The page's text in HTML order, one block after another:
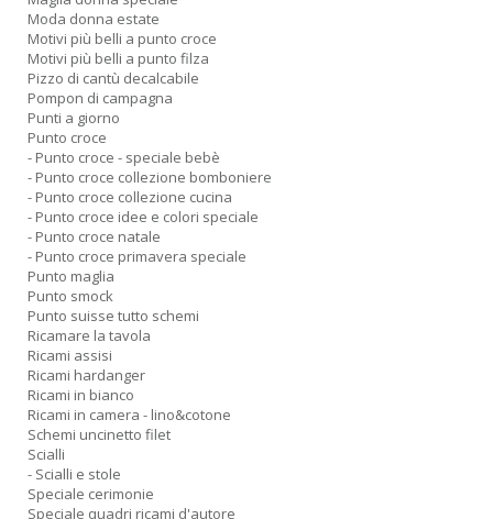
Moda donna estate
Motivi più belli a punto croce
Motivi più belli a punto filza
Pizzo di cantù decalcabile
Pompon di campagna
Punti a giorno
Punto croce
- Punto croce - speciale bebè
- Punto croce collezione bomboniere
- Punto croce collezione cucina
- Punto croce idee e colori speciale
- Punto croce natale
- Punto croce primavera speciale
Punto maglia
Punto smock
Punto suisse tutto schemi
Ricamare la tavola
Ricami assisi
Ricami hardanger
Ricami in bianco
Ricami in camera - lino&cotone
Schemi uncinetto filet
Scialli
- Scialli e stole
Speciale cerimonie
Speciale quadri ricami d'autore